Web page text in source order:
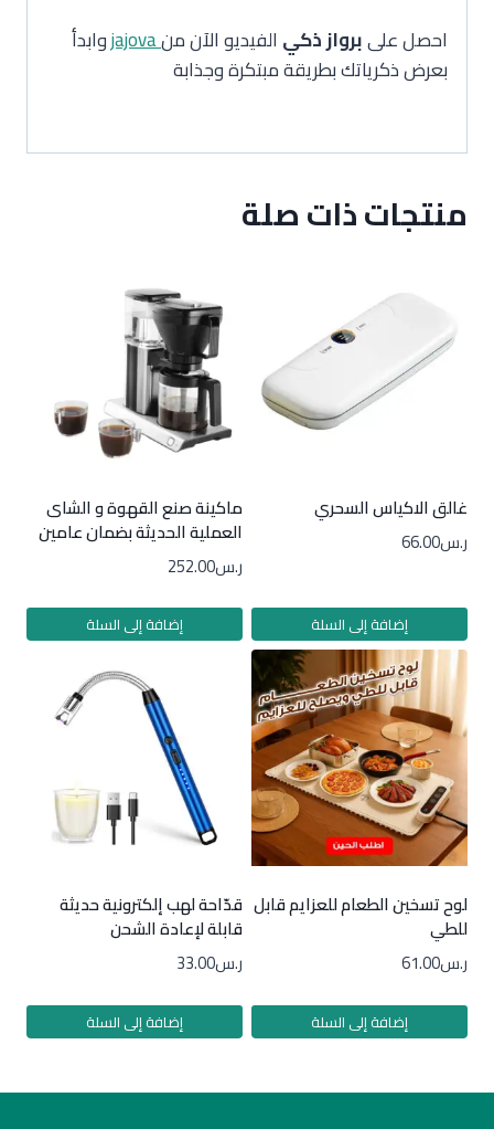
احصل علىبرواز ذكي الفيديو الآن منjajovaوابدأ
بعرض ذكرياتك بطريقة مبتكرة وجذابة
منتجات ذات صلة
غالق الاكياس السحري
ر.س66.00
إضافة إلى السلة
ماكينة صنع القهوة و الشاى
العملية الحديثة بضمان عامين
ر.س252.00
إضافة إلى السلة
لوح تسخين الطعام للعزايم قابل
للطي
ر.س61.00
إضافة إلى السلة
قدّاحة لهب إلكترونية حديثة
قابلة لإعادة الشحن
ر.س33.00
إضافة إلى السلة